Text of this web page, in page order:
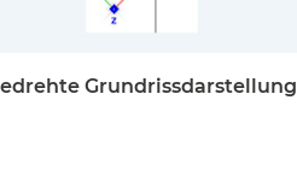
Grundrissdarstellung